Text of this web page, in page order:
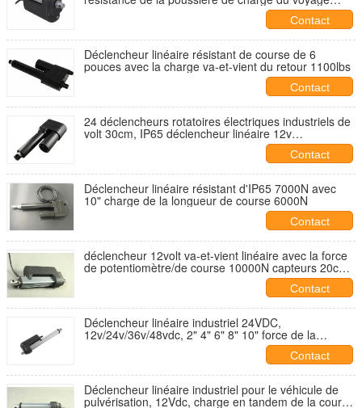
Contact
Déclencheur linéaire résistant de course de 6
pouces avec la charge va-et-vient du retour 1100lbs
Contact
24 déclencheurs rotatoires électriques industriels de
volt 30cm, IP65 déclencheur linéaire 12v
Contact
Déclencheur linéaire résistant d'IP65 7000N avec
10" charge de la longueur de course 6000N
Contact
déclencheur 12volt va-et-vient linéaire avec la force
de potentiomètre/de course 10000N capteurs 20cm
Contact
Déclencheur linéaire industriel 24VDC,
12v/24v/36v/48vdc, 2" 4" 6" 8" 10" force de la
Contact
Déclencheur linéaire industriel pour le véhicule de
pulvérisation, 12Vdc, charge en tandem de la course